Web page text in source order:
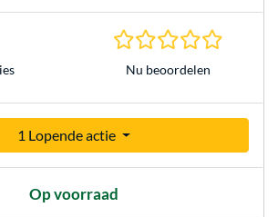
Nu beoordelen
1 Lopende actie
Op voorraad